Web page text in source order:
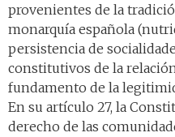
provenientes de la
monarquía española
persistencia de
constitutivos de la
fundamento de la
En su artículo 27, la
derecho de las